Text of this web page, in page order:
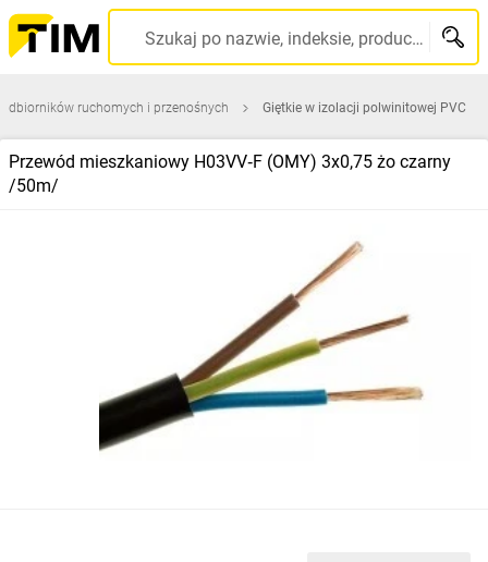
Szukaj po nazwie, indeksie, producencie, kodzie kreskowym...
ruchomych i przenośnych Giętkie w izolacji polwinitowej PVC
Przewód mieszkaniowy H03VV‑F (OMY) 3x0,75 żo czarny
/50m/